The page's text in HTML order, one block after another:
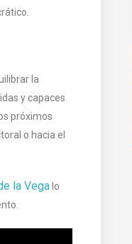
la
y capaces
próximos
o hacia el
la Vega lo